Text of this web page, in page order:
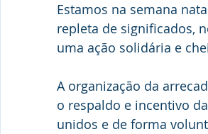
Estamos na semana
repleta de significados,
uma ação solidária e
A organização da
o respaldo e incentivo
unidos e de forma